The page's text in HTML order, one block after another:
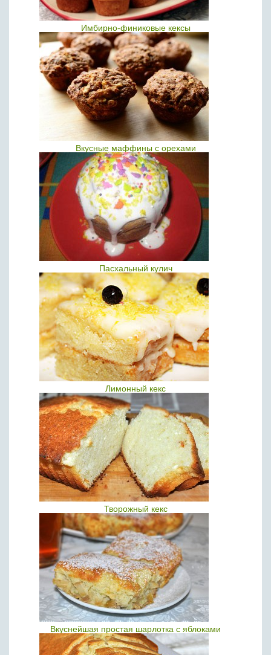
Имбирно-финиковые кексы
Вкусные маффины с орехами
Пасхальный кулич
Лимонный кекс
Творожный кекс
Вкуснейшая простая шарлотка с яблоками